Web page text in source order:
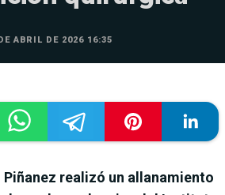
ABRIL DE 2026 16:35
realizó un allanamiento